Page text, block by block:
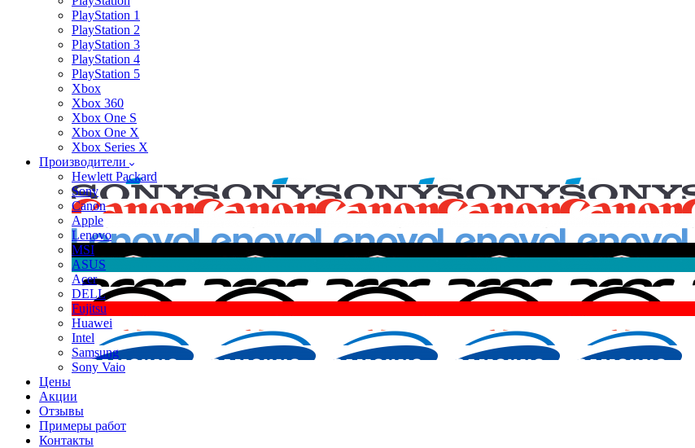
PlayStation 1
PlayStation 2
PlayStation 3
PlayStation 4
PlayStation 5
Xbox
Xbox 360
Xbox One S
Xbox One X
Xbox Series X
Производители
Hewlett Packard
Sony
Canon
Apple
Lenovo
MSI
ASUS
Acer
DELL
Fujitsu
Huawei
Intel
Samsung
Sony Vaio
Цены
Акции
Отзывы
Примеры работ
Контакты